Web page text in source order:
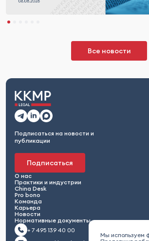
Все новости
Мы используем
Подписаться на новости и
публикации
Подписаться
О нас
Практики и индустрии
China Desk
Pro bono
Команда
Карьера
Новости
Нормативные документы
+ 7 495 139 40 00